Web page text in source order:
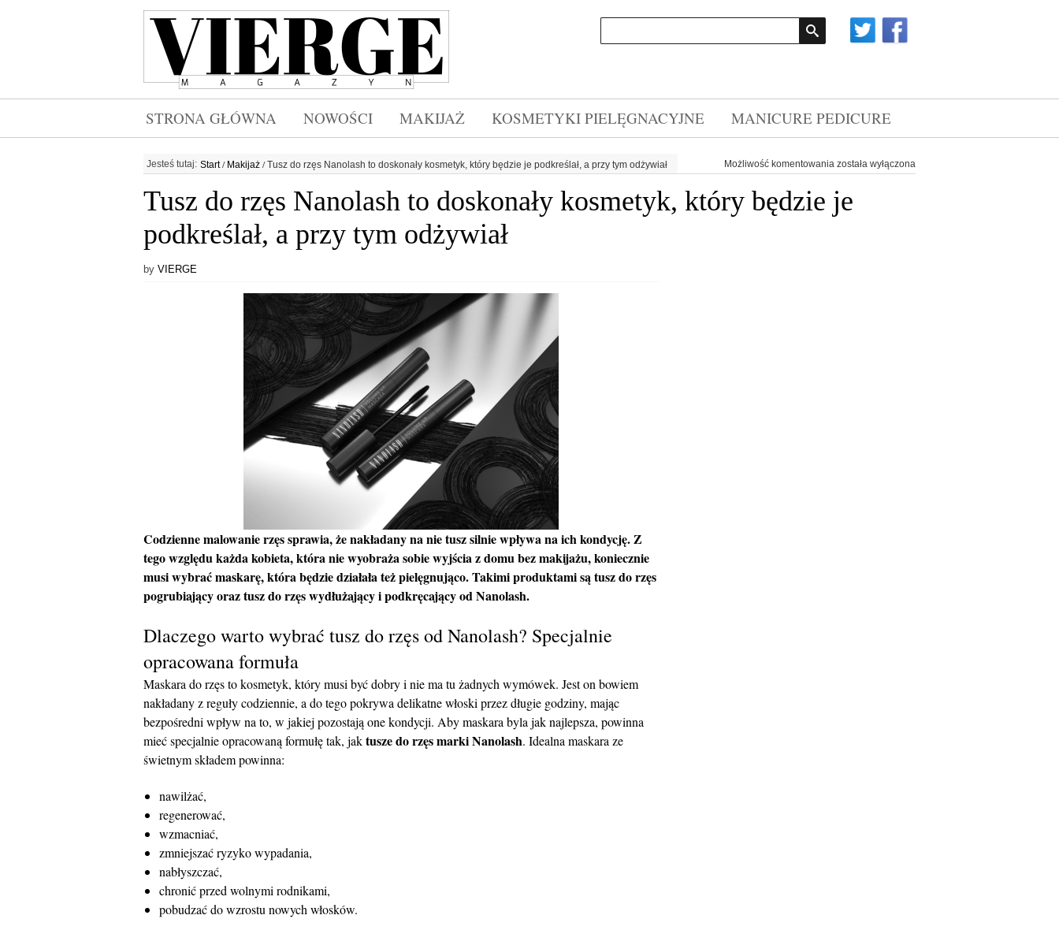
STRONA GŁÓWNA NOWOŚCI MAKIJAŻ KOSMETYKI PIELĘGNACYJNE MANICURE PEDICURE
Jesteś tutaj: Start/ Makijaż /Tusz do rzęs Nanolash to doskonały kosmetyk, który będzie je podkreślał, a przy tym odżywiał Możliwość komentowania Tusz
do
rzęs
Nanolash
to
została wyłączona
Tusz do rzęs Nanolash to doskonały kosmetyk, który będzie je
podkreślał, a przy tym odżywiał
by VIERGE
Codzienne malowanie rzęs sprawia, że nakładany na nie tusz silnie wpływa na ich kondycję. Z
tego względu każda kobieta, która nie wyobraża sobie wyjścia z domu bez makijażu, koniecznie
musi wybrać maskarę, która będzie działała też pielęgnująco. Takimi produktami są tusz do rzęs
pogrubiający oraz tusz do rzęs wydłużający i podkręcający od Nanolash.
Dlaczego warto wybrać tusz do rzęs od Nanolash? Specjalnie
opracowana formuła
Maskara do rzęs to kosmetyk, który musi być dobry i nie ma tu żadnych wymówek. Jest on bowiem
nakładany z reguły codziennie, a do tego pokrywa delikatne włoski przez długie godziny, mając
bezpośredni wpływ na to, w jakiej pozostają one kondycji. Aby maskara byla jak najlepsza, powinna
mieć specjalnie opracowaną formułę tak, jaktusze do rzęs marki Nanolash. Idealna maskara ze
świetnym składem powinna:
nawilżać,
regenerować,
wzmacniać,
zmniejszać ryzyko wypadania,
nabłyszczać,
chronić przed wolnymi rodnikami,
pobudzać do wzrostu nowych włosków.